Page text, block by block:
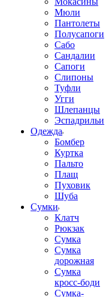
Мюли
Пантолеты
Полусапоги
Сабо
Сандалии
Сапоги
Слипоны
Туфли
Угги
Шлепанцы
Эспадрильи
Одежда
Бомбер
Куртка
Пальто
Плащ
Пуховик
Шуба
Сумки
Клатч
Рюкзак
Сумка
Сумка
дорожная
Сумка
кросс-боди
Сумка-